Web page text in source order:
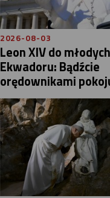
2026-08-03
Leon XIV do
Ekwadoru: Bądźcie
orędownikami